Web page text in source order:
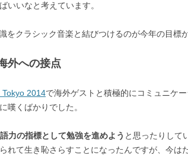
いいなと考えています。
をクラシック音楽と結びつけるのが今年の目標
外への接点
Tokyo 2014で海外ゲストと積極的にコミュニケ
嘆くばかりでした。
力の指標として勉強を進めよう と思ったりして
れて生き恥さらすことになったんですが、今は